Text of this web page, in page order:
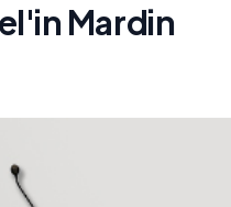
Mardin